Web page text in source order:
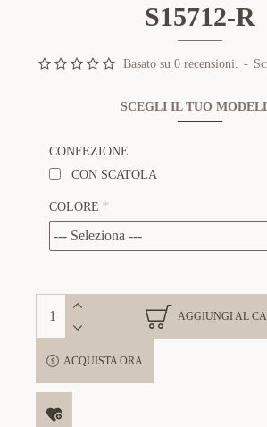
S15712-R
Basato su 0 recensioni. -
SCEGLI IL TUO
CONFEZIONE
CON SCATOLA
COLORE
AGGIUNGI AL
ACQUISTA ORA